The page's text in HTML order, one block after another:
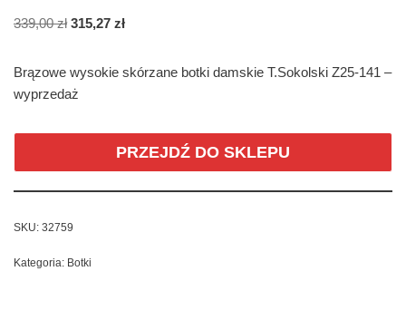
339,00zł 315,27 zł
Brązowe wysokie skórzane botki damskie T.Sokolski Z25-141 –
wyprzedaż
PRZEJDŹ DO SKLEPU
SKU: 32759
Kategoria: Botki